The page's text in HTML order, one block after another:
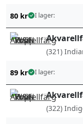
80 kr I lager:
(321)
89 kr I lager:
(322)